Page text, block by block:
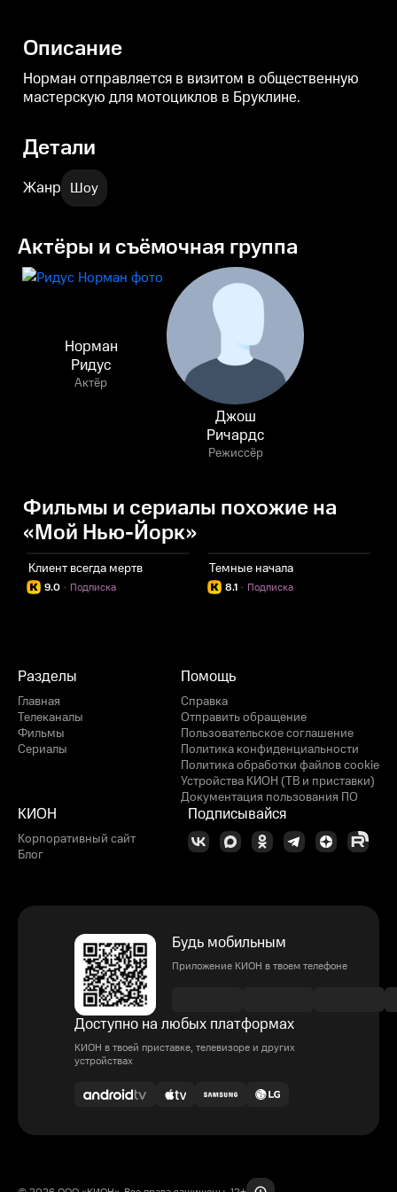
Описание
Норман отправляется в визитом в общественную
мастерскую для мотоциклов в Бруклине.
Детали
Жанр Шоу
Актёры и съёмочная группа
Норман
Ридус
Актёр
Джош
Ричардс
Режиссёр
Фильмы и сериалы похожие на
«Мой Нью-Йорк»
Клиент всегда мертв
9.0 Подписка
·
Темные начала
8.1 Подписка
·
Разделы
Главная
Телеканалы
Фильмы
Сериалы
Помощь
Справка
Отправить обращение
Пользовательское соглашение
Политика конфиденциальности
Политика обработки файлов cookie
Устройства КИОН (ТВ и приставки)
Документация пользования ПО
КИОН
Корпоративный сайт
Блог
Подписывайся
Будь мобильным
Приложение КИОН в твоем телефоне
Доступно на любых платформах
КИОН в твоей приставке, телевизоре и других
устройствах